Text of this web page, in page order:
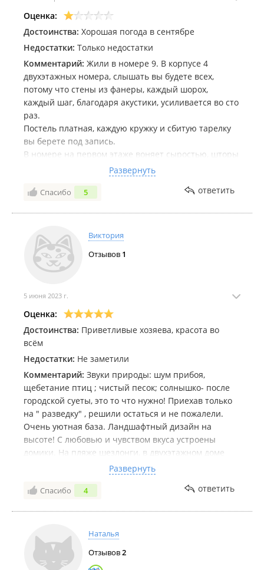
Оценка:
Достоинства: Хорошая погода в сентябре
Недостатки: Только недостатки
Комментарий: Жили в номере 9. В корпусе 4
двухэтажных номера, слышать вы будете всех,
потому что стены из фанеры, каждый шорох,
каждый шаг, благодаря акустики, усиливается во сто
раз.
Постель платная, каждую кружку и сбитую тарелку
вы берете под запись.
В номере на первом этаже воняет сыростью, шторы
все в плесени. Номер очень грязный, полы, стекла,
никогда не мылись. Везде мухи, пауки, паутина.
Подушки, пледы - все только на выброс. Как не
крана бежит ледяная вода.
В туалете теплый пол, душевая кабина грязная, по
краям раковины плесень. Теплой воды хватает
помыться 2-м человекам, дальше ждешь, пока
На территории готовят плов - не вкусный. Очень
зажаренное мясо и недоваренный рис, выкинули
все три порции.
Развернуть
Спасибо 5 ответить
Виктория
Отзывов 1
5 июня 2023 г.
Оценка:
Достоинства: Приветливые хозяева, красота во
всём
Недостатки: Не заметили
Комментарий: Звуки природы: шум прибоя,
щебетание птиц ; чистый песок; солнышко- после
городской суеты, это то что нужно! Приехав только
на " разведку" , решили остаться и не пожалели.
Очень уютная база. Ландшафтный дизайн на
высоте! С любовью и чувством вкуса устроены
домики. На пляже шезлонги, в двухэтажном доме
новая мебель, в туалетной комнате полы с
подогревом. Всё для гостей. Панорамные окна 2
этажа выходят на море. По запросу предоставляют
Спасибо за отдых!
Развернуть
Спасибо 4 ответить
Наталья
Отзывов2